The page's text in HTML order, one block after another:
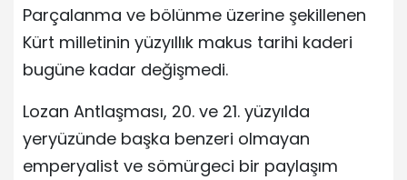
Parçalanma ve bölünme üzerine şekillenen
Kürt milletinin yüzyıllık makus tarihi kaderi
bugüne kadar değişmedi.
Lozan Antlaşması, 20. ve 21. yüzyılda
yeryüzünde başka benzeri olmayan
emperyalist ve sömürgeci bir paylaşım